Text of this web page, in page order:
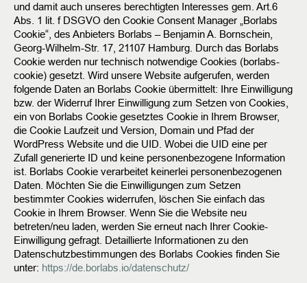
und damit auch unseres berechtigten Interesses gem. Art.6
Abs. 1 lit. f DSGVO den Cookie Consent Manager „Borlabs
Cookie“, des Anbieters Borlabs – Benjamin A. Bornschein,
Georg-Wilhelm-Str. 17, 21107 Hamburg. Durch das Borlabs
Cookie werden nur technisch notwendige Cookies (borlabs-
cookie) gesetzt. Wird unsere Website aufgerufen, werden
folgende Daten an Borlabs Cookie übermittelt: Ihre Einwilligung
bzw. der Widerruf Ihrer Einwilligung zum Setzen von Cookies,
ein von Borlabs Cookie gesetztes Cookie in Ihrem Browser,
die Cookie Laufzeit und Version, Domain und Pfad der
WordPress Website und die UID. Wobei die UID eine per
Zufall generierte ID und keine personenbezogene Information
ist. Borlabs Cookie verarbeitet keinerlei personenbezogenen
Daten. Möchten Sie die Einwilligungen zum Setzen
bestimmter Cookies widerrufen, löschen Sie einfach das
Cookie in Ihrem Browser. Wenn Sie die Website neu
betreten/neu laden, werden Sie erneut nach Ihrer Cookie-
Einwilligung gefragt. Detaillierte Informationen zu den
Datenschutzbestimmungen des Borlabs Cookies finden Sie
unter: https://de.borlabs.io/datenschutz/